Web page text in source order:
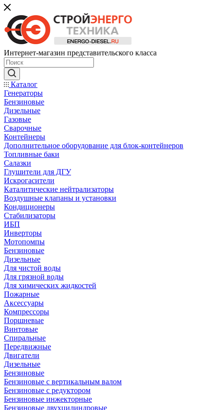
Интернет-магазин представительского класса
Каталог
Генераторы
Бензиновые
Дизельные
Газовые
Сварочные
Контейнеры
Дополнительное оборудование для блок-контейнеров
Топливные баки
Салазки
Глушители для ДГУ
Искрогасители
Каталитические нейтрализаторы
Воздушные клапаны и установки
Кондиционеры
Стабилизаторы
ИБП
Инверторы
Мотопомпы
Бензиновые
Дизельные
Для чистой воды
Для грязной воды
Для химических жидкостей
Пожарные
Аксессуары
Компрессоры
Поршневые
Винтовые
Спиральные
Передвижные
Двигатели
Дизельные
Бензиновые
Бензиновые с вертикальным валом
Бензиновые с редуктором
Бензиновые инжекторные
Бензиновые двухцилиндровые